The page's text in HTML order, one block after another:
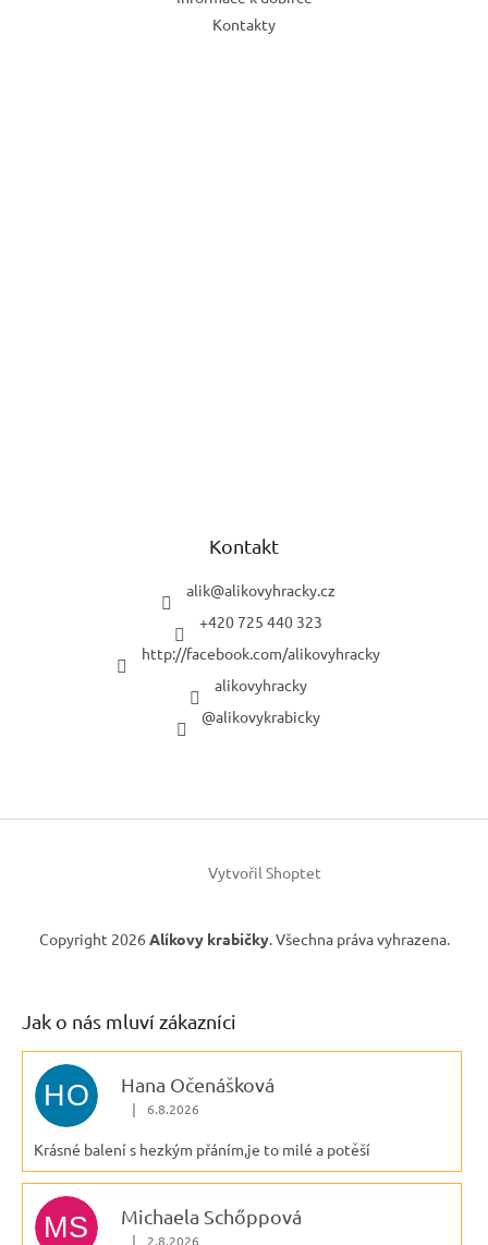
Kontakty
Kontakt
alik@alikovyhracky.cz
+420 725 440 323
http://facebook.com/alikovyhracky
alikovyhracky
@alikovykrabicky
Vytvořil Shoptet
Copyright 2026 Alíkovy krabičky. Všechna práva vyhrazena.
Jak o nás mluví zákazníci
HO Hana Očenášková
Hodnocení obchodu je 5 z 5 hvězdiček.
| 6.8.2026
Krásné balení s hezkým přáním,je to milé a potěší
MS Michaela Schőppová
| 2.8.2026